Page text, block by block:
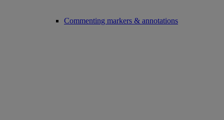
Commenting markers & annotations